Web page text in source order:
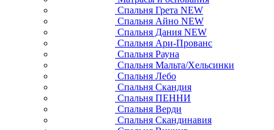
Спальня Грета NEW
Спальня Айно NEW
Спальня Дания NEW
Спальня Ари-Прованс
Спальня Рауна
Спальня Мальта/Хельсинки
Спальня Лебо
Спальня Скандия
Спальня ПЕННИ
Спальня Верди
Спальня Скандинавия